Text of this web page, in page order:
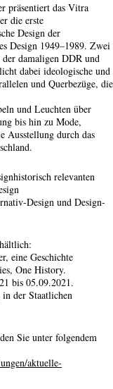
präsentiert das Vitra
die erste
Design der
Design 1949–1989. Zwei
der damaligen DDR und
dabei ideologische und
und Querbezüge, die
und Leuchten über
bis hin zu Mode,
Ausstellung durch das
relevanten
Design und Design-
eine Geschichte
One History.
bis 05.09.2021.
der Staatlichen
Sie unter folgendem
aktuelle-